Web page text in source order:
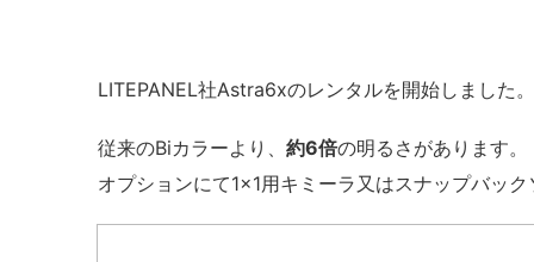
LITEPANEL社Astra6xのレンタルを開始しました。
従来のBiカラーより、 約6倍の明るさがあります。
オプションにて1×1用キミーラ又はスナップバッ